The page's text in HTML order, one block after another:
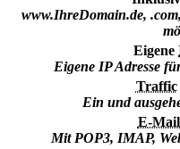
www.IhreDomain.de,
Eigene
Eigene IP Adresse
Traffic
Ein und
E-Mail
Mit POP3, IMAP,